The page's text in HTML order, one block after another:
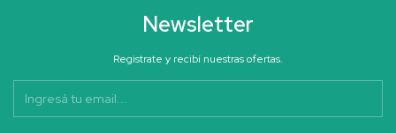
Newsletter
Registrate y recibí nuestras ofertas.